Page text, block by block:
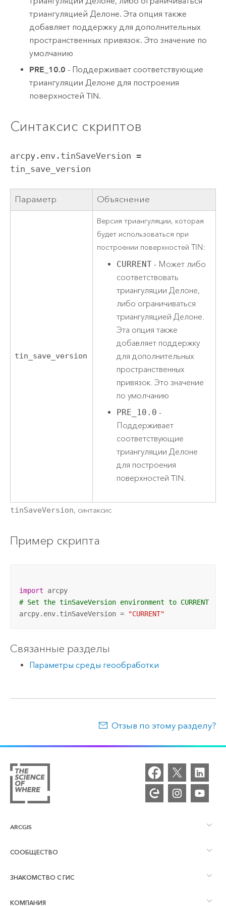
триангуляцией Делоне. Эта опция также
добавляет поддержку для дополнительных
пространственных привязок. Это значение по
умолчанию
PRE_10.0 - Поддерживает соответствующие
триангуляции Делоне для построения
поверхностей TIN.
Синтаксис скриптов
arcpy.env.tinSaveVersion =
tin_save_version
Параметр Объяснение
tin_save_version
Версия триангуляции, которая
будет использоваться при
построении поверхностей TIN:
CURRENT - Может либо
соответствовать
триангуляции Делоне,
либо ограничиваться
триангуляцией Делоне.
Эта опция также
добавляет поддержку
для дополнительных
пространственных
привязок. Это значение
по умолчанию
PRE_10.0 -
Поддерживает
соответствующие
триангуляции Делоне
для построения
поверхностей TIN.
tinSaveVersion, синтаксис
Пример скрипта
import
arcpy
# Set the tinSaveVersion environment to CURRENT
arcpy.env.tinSaveVersion =
"CURRENT"
Связанные разделы
Параметры среды геообработки
Отзыв по этому разделу?
ARCGIS
Обзор ArcGIS
СООБЩЕСТВО
Сообщества и форумы
ЗНАКОМСТВО С ГИС
Что такое ГИС?
КОМПАНИЯ